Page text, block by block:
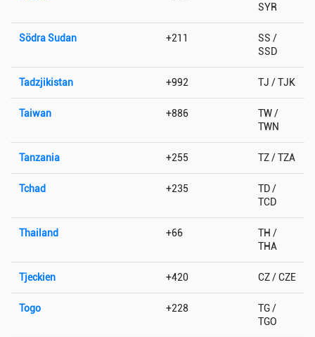
SYR
Södra Sudan +211
SS /
SSD
Tadzjikistan +992 TJ / TJK
Taiwan +886
TW /
TWN
Tanzania +255 TZ / TZA
Tchad +235
TD /
TCD
Thailand +66
TH /
THA
Tjeckien +420 CZ / CZE
Togo +228
TG /
TGO